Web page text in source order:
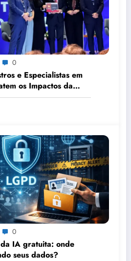
0
e Especialistas em
os Impactos da
de Dados no
Digital da OAB
0
IA gratuita: onde
seus dados?